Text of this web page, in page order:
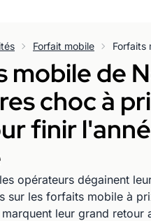
Forfait mobile
mobile de
choc à
finir
opérateurs dégainent
sur les forfaits mobile à
marquent leur grand retour